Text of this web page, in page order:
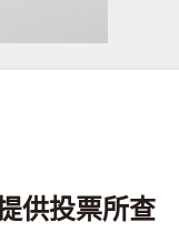
、線上選舉公報都在這
供投票所查